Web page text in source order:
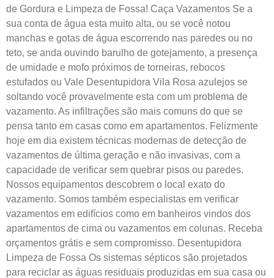
de Gordura e Limpeza de Fossa! Caça Vazamentos Se a
sua conta de água esta muito alta, ou se você notou
manchas e gotas de água escorrendo nas paredes ou no
teto, se anda ouvindo barulho de gotejamento, a presença
de umidade e mofo próximos de torneiras, rebocos
estufados ou Vale Desentupidora Vila Rosa azulejos se
soltando você provavelmente esta com um problema de
vazamento. As infiltrações são mais comuns do que se
pensa tanto em casas como em apartamentos. Felizmente
hoje em dia existem técnicas modernas de detecção de
vazamentos de última geração e não invasivas, com a
capacidade de verificar sem quebrar pisos ou paredes.
Nossos equipamentos descobrem o local exato do
vazamento. Somos também especialistas em verificar
vazamentos em edifícios como em banheiros vindos dos
apartamentos de cima ou vazamentos em colunas. Receba
orçamentos grátis e sem compromisso. Desentupidora
Limpeza de Fossa Os sistemas sépticos são projetados
para reciclar as águas residuais produzidas em sua casa ou